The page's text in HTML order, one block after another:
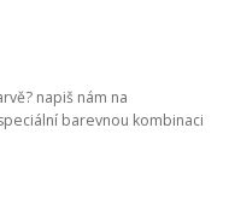
napiš nám na
barevnou kombinaci